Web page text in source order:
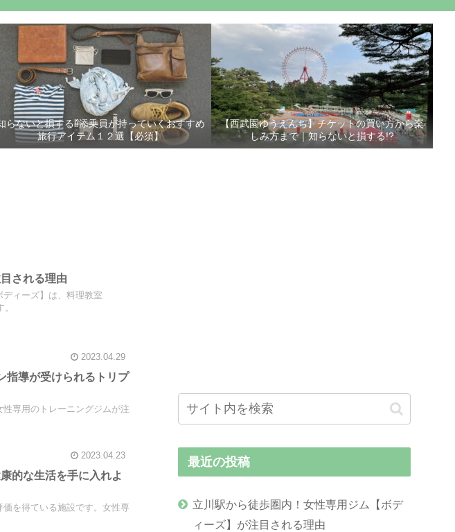
らないと損する⁉添乗員が持っていくおすすめ
旅行アイテム１２選【必須】
【西武園ゆうえんち】チケットの買い方から楽
しみ方まで｜知らないと損する!?
される理由
ィーズ】は、料理教室
2023.04.29
指導が受けられるトリプ
専用のトレーニングジムが注
2023.04.23
的な生活を手に入れよ
を得ている施設です。女性専
最近の投稿
立川駅から徒歩圏内！女性専用ジム【ボデ
ィーズ】が注目される理由